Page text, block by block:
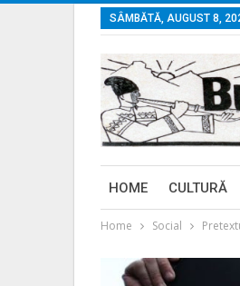
SÂMBĂTĂ, AUGUST 8,
HOME CULTURĂ
Home Social